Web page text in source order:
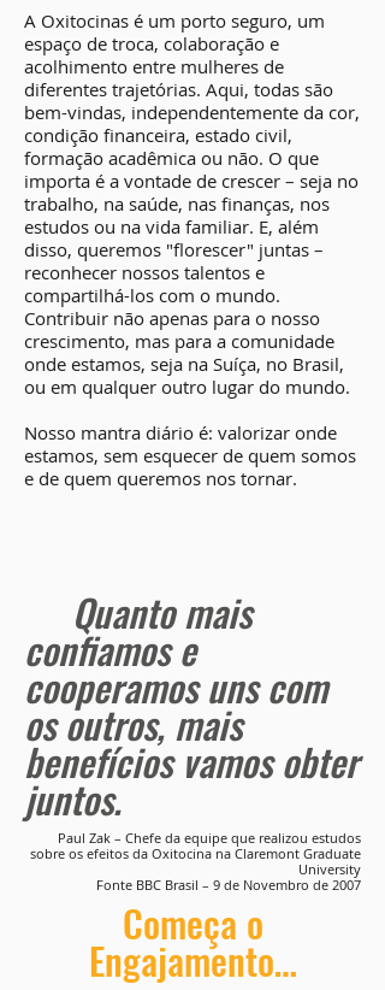
A Oxitocinas é um porto seguro, um
espaço de troca, colaboração e
acolhimento entre mulheres de
diferentes trajetórias. Aqui, todas são
bem-vindas, independentemente da cor,
condição financeira, estado civil,
formação acadêmica ou não. O que
importa é a vontade de crescer – seja no
trabalho, na saúde, nas finanças, nos
estudos ou na vida familiar. E, além
disso, queremos "florescer" juntas –
reconhecer nossos talentos e
compartilhá-los com o mundo.
Contribuir não apenas para o nosso
crescimento, mas para a comunidade
onde estamos, seja na Suíça, no Brasil,
ou em qualquer outro lugar do mundo.
Nosso mantra diário é: valorizar onde
estamos, sem esquecer de quem somos
e de quem queremos nos tornar.
Quanto mais
confiamos e
cooperamos uns com
os outros, mais
benefícios vamos obter
juntos.
Paul Zak – Chefe da equipe que realizou estudos
sobre os efeitos da Oxitocina na Claremont Graduate
University
Fonte BBC Brasil – 9 de Novembro de 2007
Começa o
Engajamento…